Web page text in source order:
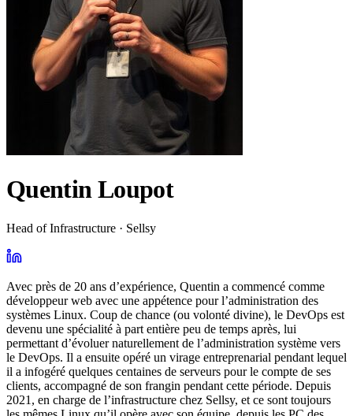
Quentin Loupot
Head of Infrastructure · Sellsy
Avec près de 20 ans d’expérience, Quentin a commencé comme
développeur web avec une appétence pour l’administration des
systèmes Linux. Coup de chance (ou volonté divine), le DevOps est
devenu une spécialité à part entière peu de temps après, lui
permettant d’évoluer naturellement de l’administration système vers
le DevOps. Il a ensuite opéré un virage entreprenarial pendant lequel
il a infogéré quelques centaines de serveurs pour le compte de ses
clients, accompagné de son frangin pendant cette période. Depuis
2021, en charge de l’infrastructure chez Sellsy, et ce sont toujours